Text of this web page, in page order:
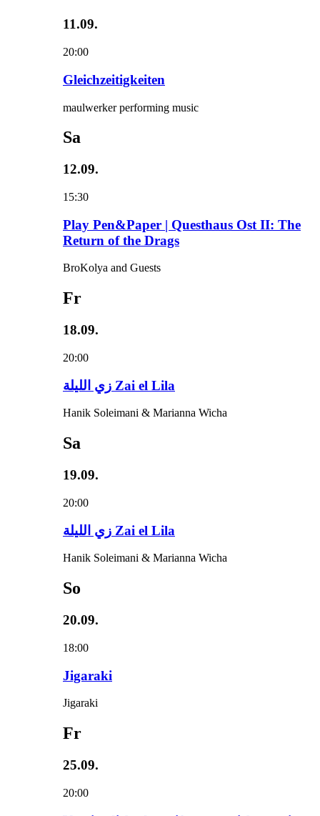
11.09.
20:00
Gleichzeitigkeiten
maulwerker performing music
Sa
12.09.
15:30
Play Pen&Paper | Questhaus Ost II: The
Return of the Drags
BroKolya and Guests
Fr
18.09.
20:00
زي‌ اللیلة Zai el Lila
Hanik Soleimani & Marianna Wicha
Sa
19.09.
20:00
زي‌ اللیلة Zai el Lila
Hanik Soleimani & Marianna Wicha
So
20.09.
18:00
Jigaraki
Jigaraki
Fr
25.09.
20:00